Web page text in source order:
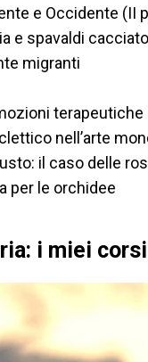
e Occidente (II
e spavaldi
migranti
terapeutiche
nell’arte
il caso delle
per le orchidee
i miei